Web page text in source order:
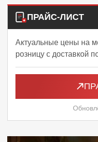
ПРАЙС-ЛИСТ
Актуальные цены на
розницу с доставкой